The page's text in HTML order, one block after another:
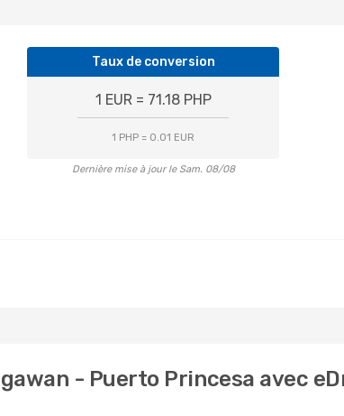
Taux de conversion
1 EUR = 71.18 PHP
1 PHP = 0.01 EUR
Dernière mise à jour le Sam. 08/08
- Puerto Princesa avec